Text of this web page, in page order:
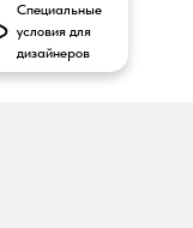
Специальные
условия для
дизайнеров